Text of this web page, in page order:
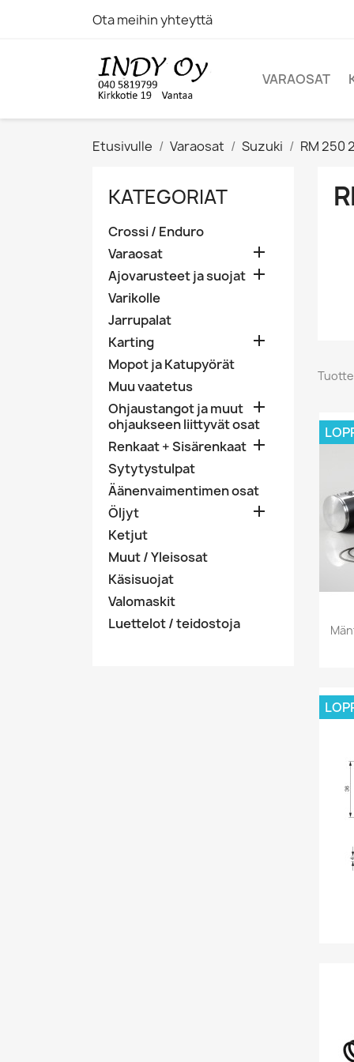
Ota meihin yhteyttä
VARAOSAT
Etusivulle Varaosat Suzuki RM 250
KATEGORIAT
Crossi / Enduro
Varaosat

Ajovarusteet ja suojat 
Varikolle
Jarrupalat
Karting

Mopot ja Katupyörät
Muu vaatetus
Ohjaustangot ja muut
ohjaukseen liittyvät osat

Renkaat + Sisärenkaat 
Sytytystulpat
Äänenvaimentimen osat
Öljyt

Ketjut
Muut / Yleisosat
Käsisuojat
Valomaskit
Luettelot / teidostoja